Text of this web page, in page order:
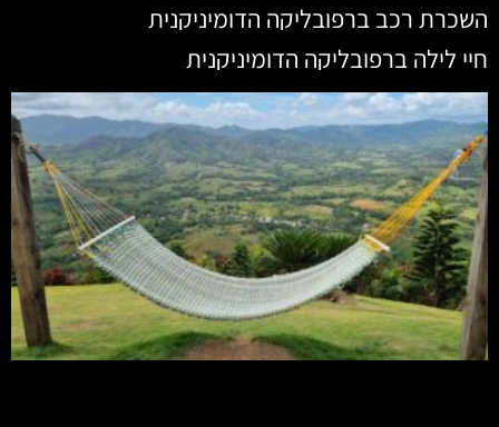
השכרת רכב ברפובליקה הדומיניקנית
חיי לילה ברפובליקה הדומיניקנית